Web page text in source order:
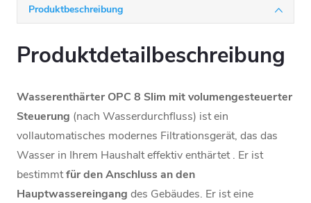
Produktbeschreibung
Produktdetailbeschreibung
Wasserenthärter OPC 8 Slim mit volumengesteuerter
Steuerung (nach Wasserdurchfluss) istein
vollautomatisches modernes Filtrationsgerät, das das
Wasser in Ihrem Haushalt effektiv enthärtet . Er ist
bestimmtfür den Anschluss an den
Hauptwassereingang des Gebäudes. Er ist eine